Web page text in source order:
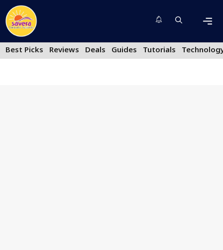
Skip
to
content
Best Picks
Reviews Deals Guides Tutorials